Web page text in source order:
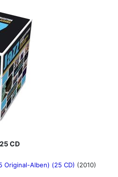
25 CD
Original-Alben) (25 CD) (2010)